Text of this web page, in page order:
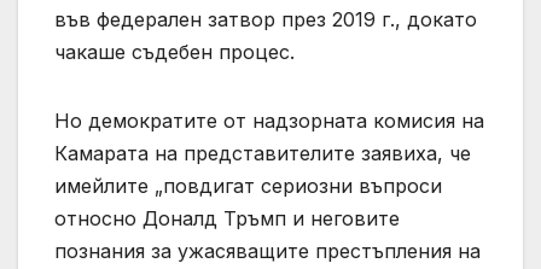
във федерален затвор през 2019 г., докато
чакаше съдебен процес.
Но демократите от надзорната комисия на
Камарата на представителите заявиха, че
имейлите „повдигат сериозни въпроси
относно Доналд Тръмп и неговите
познания за ужасяващите престъпления на